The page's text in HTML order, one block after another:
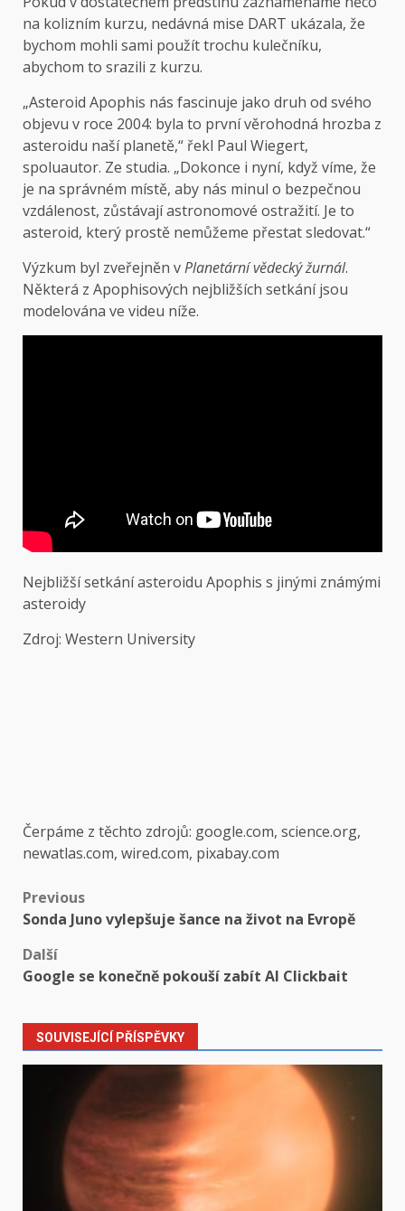
na kolizním kurzu, nedávná mise DART ukázala, že
bychom mohli sami použít trochu kulečníku,
abychom to srazili z kurzu.
„Asteroid Apophis nás fascinuje jako druh od svého
objevu v roce 2004: byla to první věrohodná hrozba z
asteroidu naší planetě,“ řekl Paul Wiegert,
spoluautor. Ze studia. „Dokonce i nyní, když víme, že
je na správném místě, aby nás minul o bezpečnou
vzdálenost, zůstávají astronomové ostražití. Je to
asteroid, který prostě nemůžeme přestat sledovat.“
Výzkum byl zveřejněn vPlanetární vědecký žurnál.
Některá z Apophisových nejbližších setkání jsou
modelována ve videu níže.
Nejbližší setkání asteroidu Apophis s jinými známými
asteroidy
Zdroj: Western University
Čerpáme z těchto zdrojů: google.com, science.org,
newatlas.com, wired.com, pixabay.com
Post
navigation
Previous
Sonda Juno vylepšuje šance na život na Evropě
Další
Google se konečně pokouší zabít AI Clickbait
SOUVISEJÍCÍ PŘÍSPĚVKY